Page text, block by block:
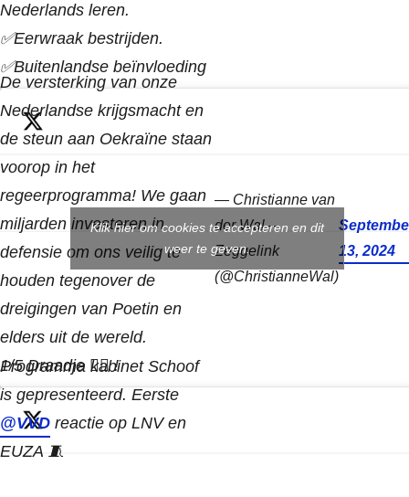
Nederlands leren.
✅Eerwraak bestrijden.
✅Buitenlandse beïnvloeding
stoppen.
https://t.co/7CrnZF1fIV
De versterking van onze
Nederlandse krijgsmacht en
de steun aan Oekraïne staan
voorop in het
regeerprogramma! We gaan
miljarden investeren in
defensie om ons veilig te
houden tegenover de
dreigingen van Poetin en
elders uit de wereld.
1/5 Draadje 👇🏼 !
pic.twitter.com/pVdbQsj9xy
— Christianne van
der Wal –
Zeggelink
(@ChristianneWal)
13, 2024
Klik hier om cookies te accepteren en dit
weer te geven.
Programma kabinet Schoof
is gepresenteerd. Eerste
@VVD reactie op LNV en
EUZA 🧵